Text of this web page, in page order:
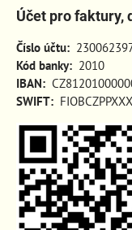
Účet pro faktury,
Číslo účtu:
Kód banky: 2010
IBAN:
SWIFT: FIOBCZPPXXX